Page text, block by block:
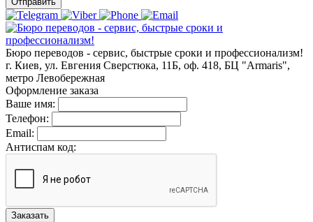
Бюро переводов - сервис, быстрые сроки и профессионализм!
г. Киев, ул. Евгения Сверстюка, 11Б, оф. 418, БЦ "Armaris",
метро Левобережная
Оформление заказа
Ваше имя:
Телефон:
Email:
Антиспам код:
Заказать